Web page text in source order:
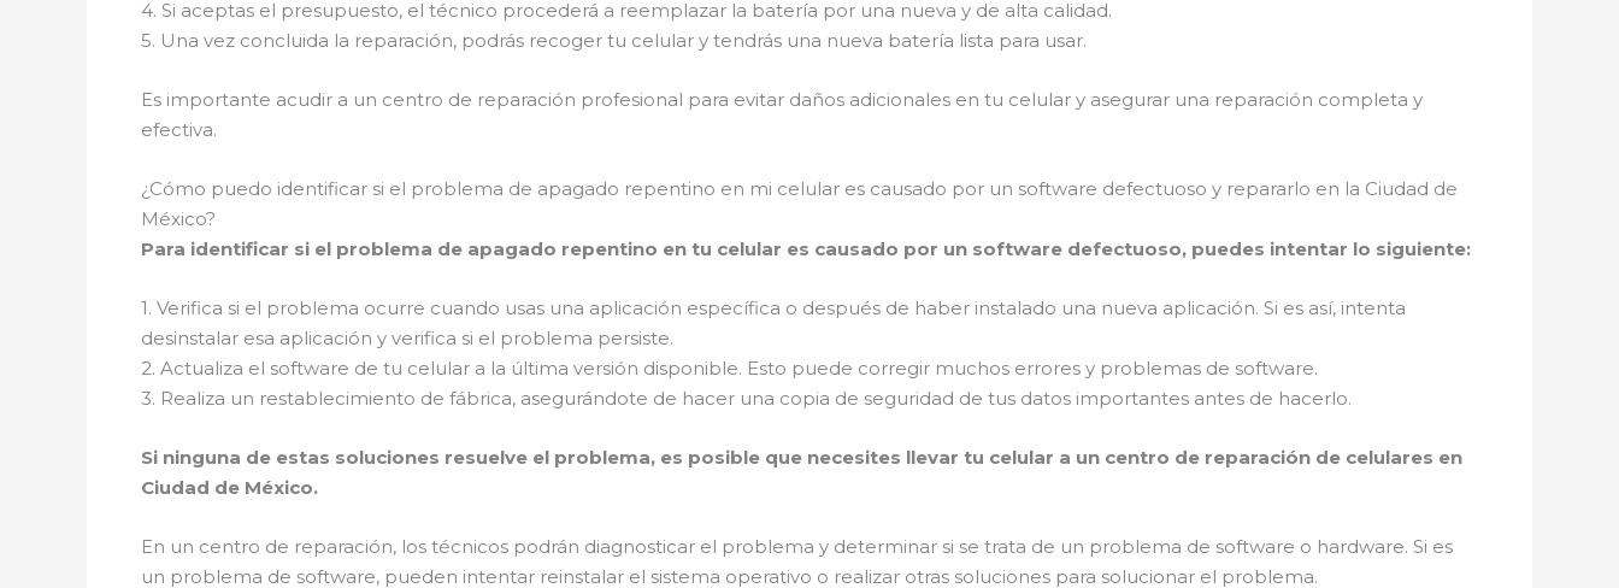
4. Si aceptas el presupuesto, el técnico procederá a reemplazar la batería por una nueva y de alta calidad.
5. Una vez concluida la reparación, podrás recoger tu celular y tendrás una nueva batería lista para usar.
Es importante acudir a un centro de reparación profesional para evitar daños adicionales en tu celular y asegurar una reparación completa y
efectiva.
¿Cómo puedo identificar si el problema de apagado repentino en mi celular es causado por un software defectuoso y repararlo en la Ciudad de
México?
Para identificar si el problema de apagado repentino en tu celular es causado por un software defectuoso, puedes intentar lo siguiente:
1. Verifica si el problema ocurre cuando usas una aplicación específica o después de haber instalado una nueva aplicación. Si es así, intenta
desinstalar esa aplicación y verifica si el problema persiste.
2. Actualiza el software de tu celular a la última versión disponible. Esto puede corregir muchos errores y problemas de software.
3. Realiza un restablecimiento de fábrica, asegurándote de hacer una copia de seguridad de tus datos importantes antes de hacerlo.
Si ninguna de estas soluciones resuelve el problema, es posible que necesites llevar tu celular a un centro de reparación de celulares en
Ciudad de México.
En un centro de reparación, los técnicos podrán diagnosticar el problema y determinar si se trata de un problema de software o hardware. Si es
un problema de software, pueden intentar reinstalar el sistema operativo o realizar otras soluciones para solucionar el problema.